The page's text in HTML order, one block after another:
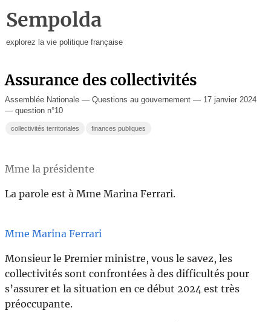
Sempolda
explorez la vie politique française
Assurance des collectivités
Assemblée Nationale — Questions au gouvernement — 17 janvier 2024
— question n°10
collectivités territoriales finances publiques
Mme la présidente
La parole est à Mme Marina Ferrari.
Mme Marina Ferrari
Monsieur le Premier ministre, vous le savez, les
collectivités sont confrontées à des difficultés pour
s’assurer et la situation en ce début 2024 est très
préoccupante.